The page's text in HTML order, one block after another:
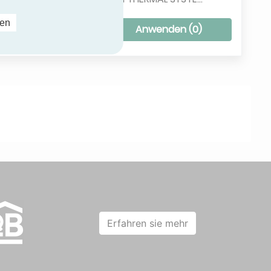
PANASONIC
SAMSUNG
entfernen Anwenden (0)
Erfahren sie mehr